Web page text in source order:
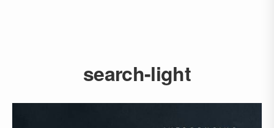
search-light